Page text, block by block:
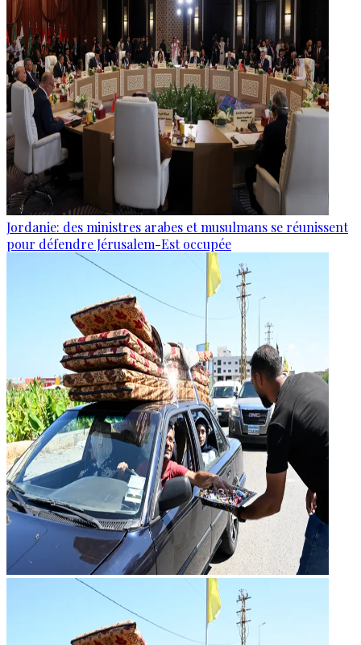
Jordanie: des ministres arabes et musulmans se réunissent
pour défendre Jérusalem-Est occupée